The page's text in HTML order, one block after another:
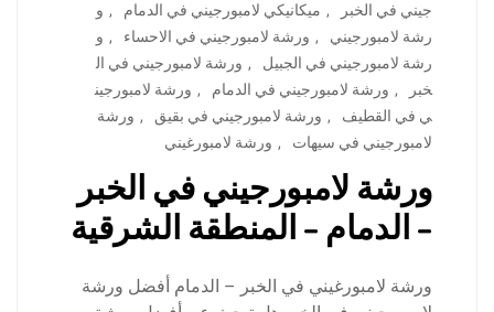
جيني في الخبر
, ميكانيكي لامبورجيني في الدمام , و
رشة لامبورجيني
, ورشة لامبورجيني في الاحساء , و
رشة لامبورجيني في الجبيل
, ورشة لامبورجيني في ال
خبر
, ورشة لامبورجيني في الدمام , ورشة لامبورجين
ي في القطيف
, ورشة لامبورجيني في بقيق , ورشة
لامبورجيني في سيهات
, ورشة لامبورغيني
ورشة لامبورجيني في الخبر
– الدمام – المنطقة الشرقية
ورشة لامبورغيني في الخبر – الدمام أفضل ورشة